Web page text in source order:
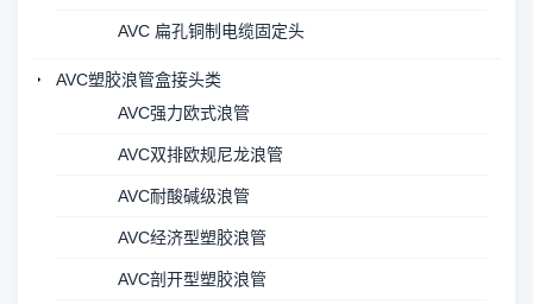
AVC 扁孔铜制电缆固定头
AVC塑胶浪管盒接头类
AVC强力欧式浪管
AVC双排欧规尼龙浪管
AVC耐酸碱级浪管
AVC经济型塑胶浪管
AVC剖开型塑胶浪管